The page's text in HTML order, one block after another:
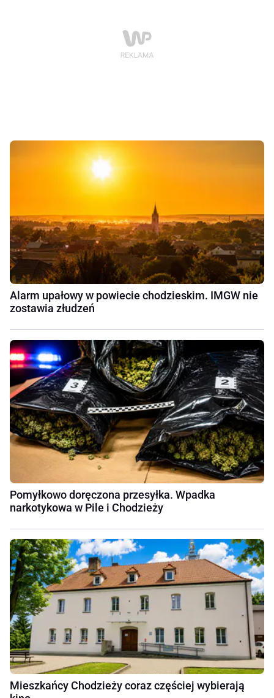
Alarm upałowy w powiecie chodzieskim. IMGW nie
zostawia złudzeń
Pomyłkowo doręczona przesyłka. Wpadka
narkotykowa w Pile i Chodzieży
Mieszkańcy Chodzieży coraz częściej wybierają